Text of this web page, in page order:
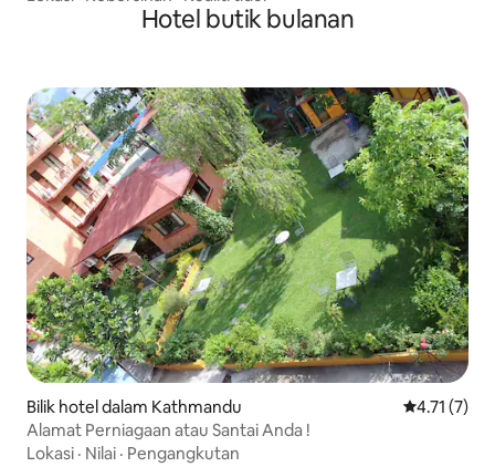
Hotel butik bulanan
Bilik hotel dalam Kathmandu Penarafan
4.71 (7)
Alamat Perniagaan atau Santai Anda !
Lokasi · Nilai · Pengangkutan